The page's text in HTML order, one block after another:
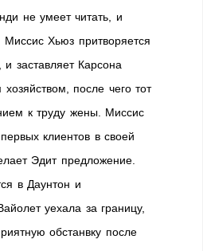
не умеет читать, и
Миссис Хьюз притворяется
и заставляет Карсона
после чего тот
к труду жены. Миссис
клиентов в своей
Эдит предложение.
в Даунтон и
уехала за границу,
обстанвку после